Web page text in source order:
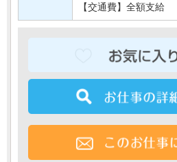
【交通費】全額支給